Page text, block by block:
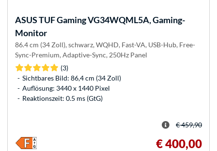
ASUSTUF Gaming VG34WQML5A, Gaming-
Monitor
86.4 cm (34 Zoll), schwarz, WQHD, Fast-VA, USB-Hub, Free-
Sync-Premium, Adaptive-Sync, 250Hz Panel
(3)
Sichtbares Bild: 86,4 cm (34 Zoll)
Auflösung: 3440 x 1440 Pixel
Reaktionszeit: 0.5 ms (GtG)
€ 459,90
€ 400,00